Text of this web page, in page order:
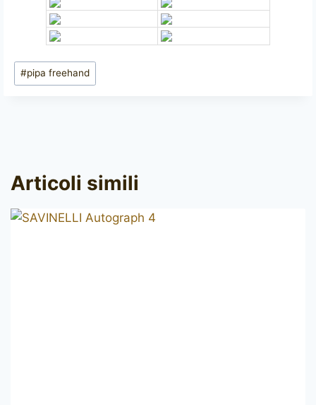
Tag
articolo:
#pipa freehand
Articoli simili